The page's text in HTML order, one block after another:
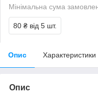
Мінімальна сума
80 ₴ від 5 шт.
Опис Характеристики
Опис